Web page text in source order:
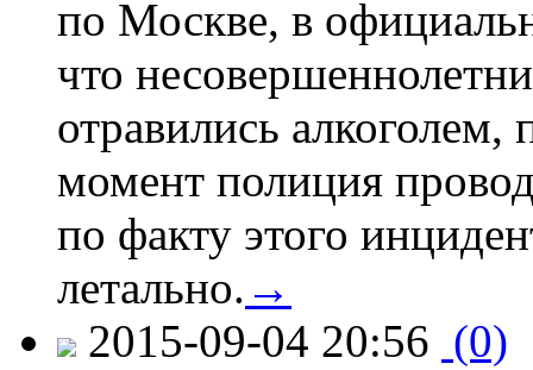
по Москве, в
что
отравились
момент полиция
по факту этого
летально. →
2015-09-04 20:56 (0)